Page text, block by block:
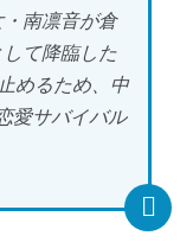
南凛音が倉
て降臨した
めるため、中
愛サバイバル